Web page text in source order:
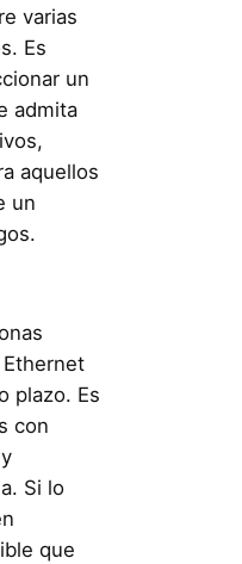
varias
Es
un
admita
aquellos
un
plazo. Es
con
Si lo
que